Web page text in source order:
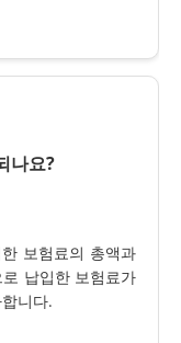
나요?
보험료의 총액과
납입한 보험료가
니다.